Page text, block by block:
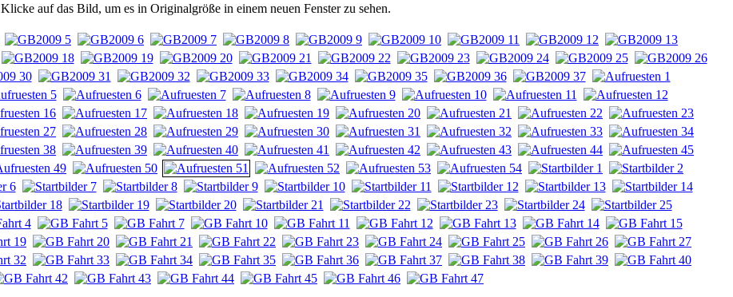
Klicke auf das Bild, um es in Originalgröße in einem neuen Fenster zu sehen.